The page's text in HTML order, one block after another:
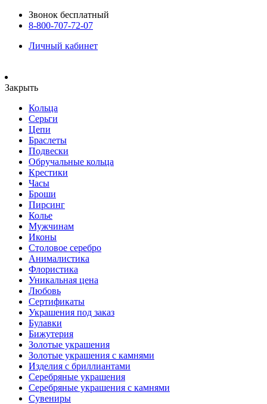
Звонок бесплатный
8-800-707-72-07
Личный кабинет
Закрыть
Кольца
Серьги
Цепи
Браслеты
Подвески
Обручальные кольца
Крестики
Часы
Броши
Пирсинг
Колье
Мужчинам
Иконы
Столовое серебро
Анималистика
Флористика
Уникальная цена
Любовь
Сертификаты
Украшения под заказ
Булавки
Бижутерия
Золотые украшения
Золотые украшения с камнями
Изделия с бриллиантами
Серебряные украшения
Серебряные украшения с камнями
Сувениры